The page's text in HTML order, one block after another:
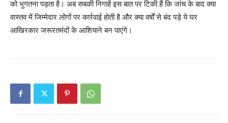
को भुगतना पड़ता है। अब सबकी निगाहें इस बात पर टिकी हैं कि जांच के बाद क्या
वास्तव में जिम्मेदार लोगों पर कार्रवाई होती है और क्या वर्षों से बंद पड़े ये घर
आखिरकार जरूरतमंदों के आशियाने बन पाएंगे।